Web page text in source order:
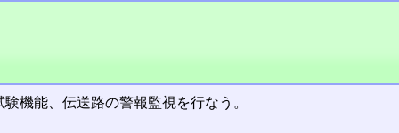
機能、伝送路の警報監視を行なう。